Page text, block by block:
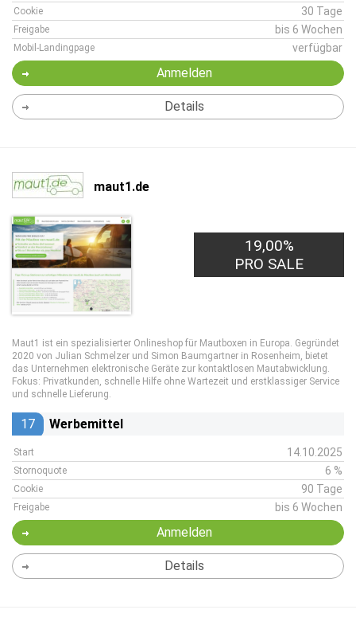
Cookie 30 Tage
Freigabe bis 6 Wochen
Mobil-Landingpage verfügbar
Anmelden
Details
maut1.de
19,00%
PRO SALE
Maut1 ist ein spezialisierter Onlineshop für Mautboxen in Europa. Gegründet
2020 von Julian Schmelzer und Simon Baumgartner in Rosenheim, bietet
das Unternehmen elektronische Geräte zur kontaktlosen Mautabwicklung.
Fokus: Privatkunden, schnelle Hilfe ohne Wartezeit und erstklassiger Service
und schnelle Lieferung.
17 Werbemittel
Start 14.10.2025
Stornoquote 6 %
Cookie 90 Tage
Freigabe bis 6 Wochen
Anmelden
Details